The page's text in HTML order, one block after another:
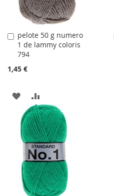
pelote 50 g numero
1 de lammy coloris
794
1,45 €
Ajouter
au
panier
AJOUTER
À
LA
LISTE
D'ACHATS
AU
COMPARATEUR